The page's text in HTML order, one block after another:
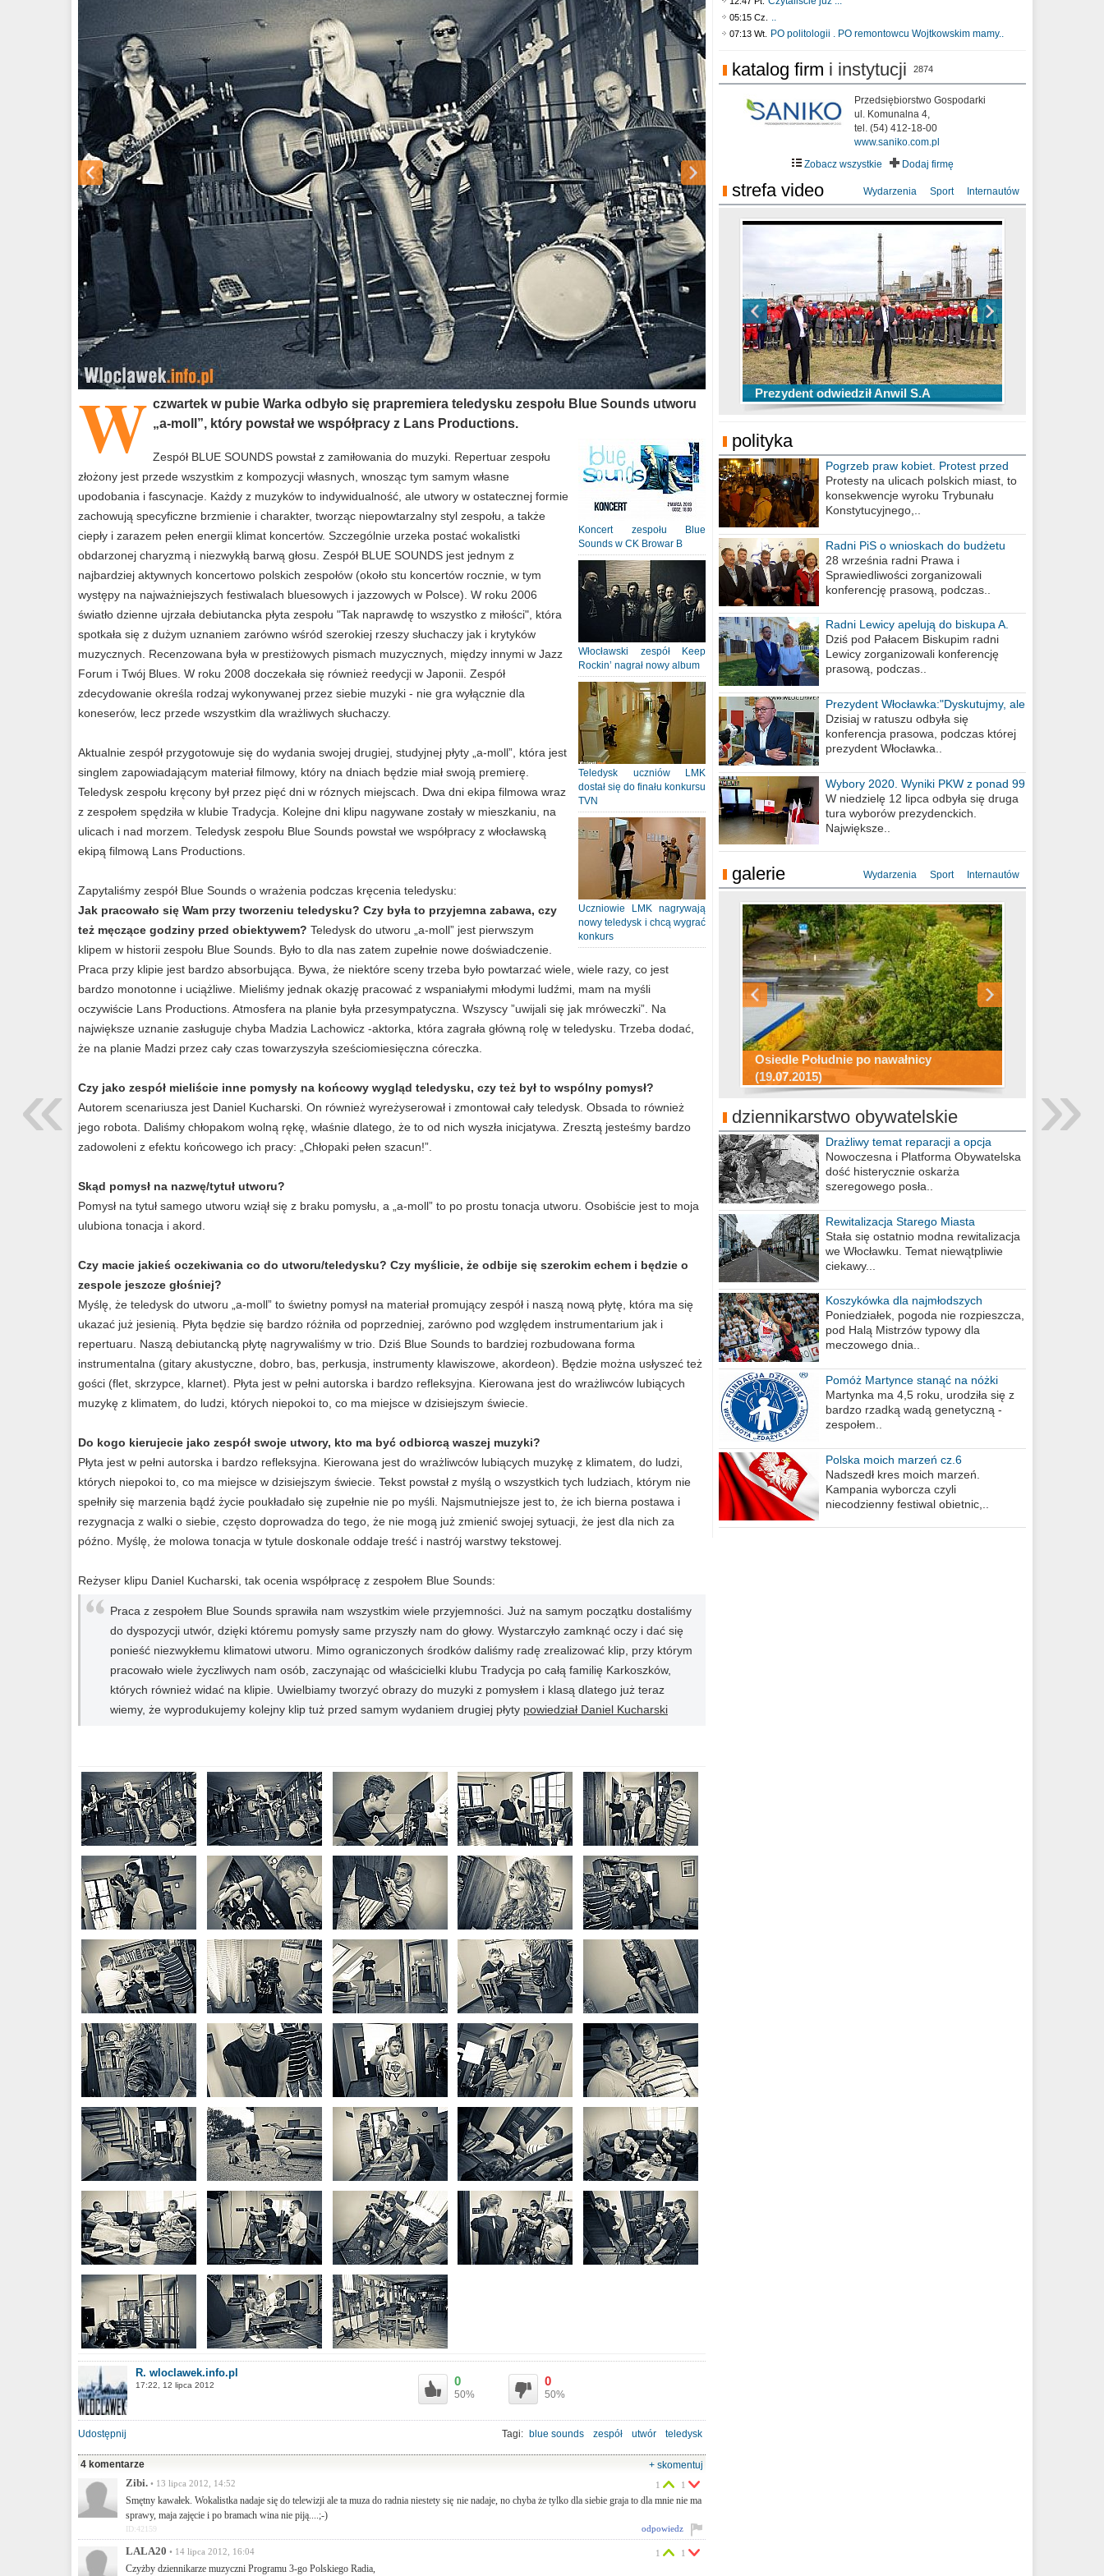
W czwartek w pubie Warka odbyło się prapremiera teledysku zespołu Blue Sounds utworu
„a-moll”, który powstał we współpracy z Lans Productions.
Koncert zespołu Blue
Sounds w CK Browar B
Włocławski zespół Keep
Rockin’ nagrał nowy album
Teledysk uczniów LMK
dostał się do finału konkursu
TVN
Uczniowie LMK nagrywają
nowy teledysk i chcą wygrać
konkurs
Zespół BLUE SOUNDS powstał z zamiłowania do muzyki. Repertuar zespołu
złożony jest przede wszystkim z kompozycji własnych, wnosząc tym samym własne
upodobania i fascynacje. Każdy z muzyków to indywidualność, ale utwory w ostatecznej formie
zachowują specyficzne brzmienie i charakter, tworząc niepowtarzalny styl zespołu, a także
ciepły i zarazem pełen energii klimat koncertów. Szczególnie urzeka postać wokalistki
obdarzonej charyzmą i niezwykłą barwą głosu. Zespół BLUE SOUNDS jest jednym z
najbardziej aktywnych koncertowo polskich zespołów (około stu koncertów rocznie, w tym
występy na najważniejszych festiwalach bluesowych i jazzowych w Polsce). W roku 2006
światło dzienne ujrzała debiutancka płyta zespołu "Tak naprawdę to wszystko z miłości", która
spotkała się z dużym uznaniem zarówno wśród szerokiej rzeszy słuchaczy jak i krytyków
muzycznych. Recenzowana była w prestiżowych pismach muzycznych, między innymi w Jazz
Forum i Twój Blues. W roku 2008 doczekała się również reedycji w Japonii. Zespół
zdecydowanie określa rodzaj wykonywanej przez siebie muzyki - nie gra wyłącznie dla
koneserów, lecz przede wszystkim dla wrażliwych słuchaczy.
Aktualnie zespół przygotowuje się do wydania swojej drugiej, studyjnej płyty „a-moll”, która jest
singlem zapowiadającym materiał filmowy, który na dniach będzie miał swoją premierę.
Teledysk zespołu kręcony był przez pięć dni w róznych miejscach. Dwa dni ekipa filmowa wraz
z zespołem spędziła w klubie Tradycja. Kolejne dni klipu nagywane zostały w mieszkaniu, na
ulicach i nad morzem. Teledysk zespołu Blue Sounds powstał we współpracy z włocławską
ekipą filmową Lans Productions.
Zapytaliśmy zespół Blue Sounds o wrażenia podczas kręcenia teledysku:
Jak pracowało się Wam przy tworzeniu teledysku? Czy była to przyjemna zabawa, czy
też męczące godziny przed obiektywem? Teledysk do utworu „a-moll” jest pierwszym
klipem w historii zespołu Blue Sounds. Było to dla nas zatem zupełnie nowe doświadczenie.
Praca przy klipie jest bardzo absorbująca. Bywa, że niektóre sceny trzeba było powtarzać wiele, wiele razy, co jest
bardzo monotonne i uciążliwe. Mieliśmy jednak okazję pracować z wspaniałymi młodymi ludźmi, mam na myśli
oczywiście Lans Productions. Atmosfera na planie była przesympatyczna. Wszyscy ”uwijali się jak mróweczki”. Na
największe uznanie zasługuje chyba Madzia Lachowicz -aktorka, która zagrała główną rolę w teledysku. Trzeba dodać,
że na planie Madzi przez cały czas towarzyszyła sześciomiesięczna córeczka.
Czy jako zespół mieliście inne pomysły na końcowy wygląd teledysku, czy też był to wspólny pomysł?
Autorem scenariusza jest Daniel Kucharski. On również wyreżyserował i zmontował cały teledysk. Obsada to również
jego robota. Daliśmy chłopakom wolną rękę, właśnie dlatego, że to od nich wyszła inicjatywa. Zresztą jesteśmy bardzo
zadowoleni z efektu końcowego ich pracy: „Chłopaki pełen szacun!”.
Skąd pomysł na nazwę/tytuł utworu?
Pomysł na tytuł samego utworu wziął się z braku pomysłu, a „a-moll” to po prostu tonacja utworu. Osobiście jest to moja
ulubiona tonacja i akord.
Czy macie jakieś oczekiwania co do utworu/teledysku? Czy myślicie, że odbije się szerokim echem i będzie o
zespole jeszcze głośniej?
Myślę, że teledysk do utworu „a-moll” to świetny pomysł na materiał promujący zespół i naszą nową płytę, która ma się
ukazać już jesienią. Płyta będzie się bardzo różniła od poprzedniej, zarówno pod względem instrumentarium jak i
repertuaru. Naszą debiutancką płytę nagrywaliśmy w trio. Dziś Blue Sounds to bardziej rozbudowana forma
instrumentalna (gitary akustyczne, dobro, bas, perkusja, instrumenty klawiszowe, akordeon). Będzie można usłyszeć też
gości (flet, skrzypce, klarnet). Płyta jest w pełni autorska i bardzo refleksyjna. Kierowana jest do wrażliwców lubiących
muzykę z klimatem, do ludzi, których niepokoi to, co ma miejsce w dzisiejszym świecie.
Do kogo kierujecie jako zespół swoje utwory, kto ma być odbiorcą waszej muzyki?
Płyta jest w pełni autorska i bardzo refleksyjna. Kierowana jest do wrażliwców lubiących muzykę z klimatem, do ludzi,
których niepokoi to, co ma miejsce w dzisiejszym świecie. Tekst powstał z myślą o wszystkich tych ludziach, którym nie
spełniły się marzenia bądź życie poukładało się zupełnie nie po myśli. Najsmutniejsze jest to, że ich bierna postawa i
rezygnacja z walki o siebie, często doprowadza do tego, że nie mogą już zmienić swojej sytuacji, że jest dla nich za
późno. Myślę, że molowa tonacja w tytule doskonale oddaje treść i nastrój warstwy tekstowej.
Reżyser klipu Daniel Kucharski, tak ocenia współpracę z zespołem Blue Sounds:
Praca z zespołem Blue Sounds sprawiła nam wszystkim wiele przyjemności. Już na samym początku dostaliśmy
do dyspozycji utwór, dzięki któremu pomysły same przyszły nam do głowy. Wystarczyło zamknąć oczy i dać się
ponieść niezwykłemu klimatowi utworu. Mimo ograniczonych środków daliśmy radę zrealizować klip, przy którym
pracowało wiele życzliwych nam osób, zaczynając od właścicielki klubu Tradycja po całą familię Karkoszków,
których również widać na klipie. Uwielbiamy tworzyć obrazy do muzyki z pomysłem i klasą dlatego już teraz
wiemy, że wyprodukujemy kolejny klip tuż przed samym wydaniem drugiej płyty powiedział Daniel Kucharski
R. wloclawek.info.pl
17:22, 12 lipca 2012 0
50%
0
50%
Udostępnij Tagi: blue sounds zespół utwór teledysk
4 komentarze
+ skomentuj
Zibi. • 13 lipca 2012, 14:52
Smętny kawałek. Wokalistka nadaje się do telewizji ale ta muza do radnia niestety się nie nadaje, no chyba że tylko dla siebie graja to dla mnie nie ma
sprawy, maja zajęcie i po bramach wina nie piją....;-)
1 1
odpowiedz
ID:42159
LALA20 • 14 lipca 2012, 16:04
Czyżby dziennikarze muzyczni Programu 3-go Polskiego Radia,
1 1
05:15 Cz. ..
07:13 Wt. PO politologii . PO remontowcu Wojtkowskim mamy..
katalog firm i instytucji 2874
Przedsiębiorstwo Gospodarki
ul. Komunalna 4,
tel. (54) 412-18-00
www.saniko.com.pl
Zobacz wszystkie
Dodaj firmę
strefa video Wydarzenia Sport Internautów
Prezydent odwiedził Anwil S.A
TOP 10 przechwytów Anwilu Włocławek
w EBL w sezonie 2019/2020
TOP 5 rzutów Anwilu Włocławek w BCL
w sezonie 2019/2020
Ni To Ponk - W oczach mamy strach
sixf33t .Last Year DRONE FOOTAGE
Włocławek
XXIII Sesja Rady Miasta Włocławek VIII
kadencji w dniu 09.06.2020 r.
polityka
Pogrzeb praw kobiet. Protest przed
biurem poselskim PiS
Protesty na ulicach polskich miast, to
konsekwencje wyroku Trybunału
Konstytucyjnego,..
Radni PiS o wnioskach do budżetu
miasta na 2021 rok
28 września radni Prawa i
Sprawiedliwości zorganizowali
konferencję prasową, podczas..
Radni Lewicy apelują do biskupa A.
Wiesława Meringa
Dziś pod Pałacem Biskupim radni
Lewicy zorganizowali konferencję
prasową, podczas..
Prezydent Włocławka:"Dyskutujmy, ale
nie obrażajmy się”
Dzisiaj w ratuszu odbyła się
konferencja prasowa, podczas której
prezydent Włocławka..
Wybory 2020. Wyniki PKW z ponad 99
procent obwodów
W niedzielę 12 lipca odbyła się druga
tura wyborów prezydenckich.
Największe..
galerie Wydarzenia Sport Internautów
Osiedle Południe po nawałnicy
(19.07.2015)
Wizytówka Włocławka
polowanie wigilijne 2014
Miasto kładzie się do snu .
Konkurs fotograficzny "Co to za
miejsca"
Ścieżka rowerowa w naszym mieście
dziennikarstwo obywatelskie
Drażliwy temat reparacji a opcja
berlińska
Nowoczesna i Platforma Obywatelska
dość histerycznie oskarża
szeregowego posła..
Rewitalizacja Starego Miasta
Stała się ostatnio modna rewitalizacja
we Włocławku. Temat niewątpliwie
ciekawy...
Koszykówka dla najmłodszych
Poniedziałek, pogoda nie rozpieszcza,
pod Halą Mistrzów typowy dla
meczowego dnia..
Pomóż Martynce stanąć na nóżki
Martynka ma 4,5 roku, urodziła się z
bardzo rzadką wadą genetyczną -
zespołem..
Polska moich marzeń cz.6
Nadszedł kres moich marzeń.
Kampania wyborcza czyli
niecodzienny festiwal obietnic,..
»
«